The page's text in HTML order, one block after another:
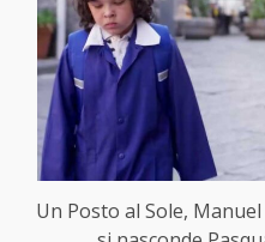
Un Posto al Sole,